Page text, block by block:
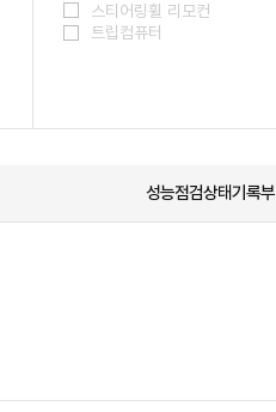
스티어링휠 리모컨
트립컴퓨터
성능점검상태기록부